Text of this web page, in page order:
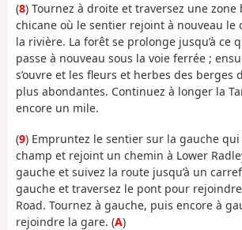
(8) Tournez à droite et traversez une zone
chicane où le sentier rejoint à nouveau le
la rivière. La forêt se prolonge jusqu’à ce
passe à nouveau sous la voie ferrée ;
s’ouvre et les fleurs et herbes des berges
plus abondantes. Continuez à longer la
encore un mile.
(9) Empruntez le sentier sur la gauche
champ et rejoint un chemin à Lower
gauche et suivez la route jusqu’à un
gauche et traversez le pont pour
Road. Tournez à gauche, puis encore à
rejoindre la gare. (A)